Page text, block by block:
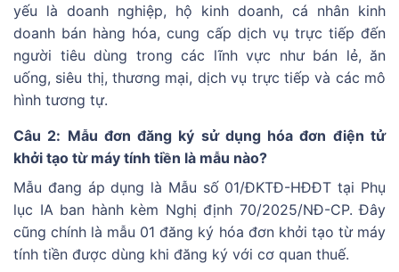
yếu là doanh nghiệp, hộ kinh doanh, cá nhân kinh
doanh bán hàng hóa, cung cấp dịch vụ trực tiếp đến
người tiêu dùng trong các lĩnh vực như bán lẻ, ăn
uống, siêu thị, thương mại, dịch vụ trực tiếp và các mô
hình tương tự.
Câu 2: Mẫu đơn đăng ký sử dụng hóa đơn điện tử
khởi tạo từ máy tính tiền là mẫu nào?
Mẫu đang áp dụng là Mẫu số 01/ĐKTĐ-HĐĐT tại Phụ
lục IA ban hành kèm Nghị định 70/2025/NĐ-CP. Đây
cũng chính là mẫu 01 đăng ký hóa đơn khởi tạo từ máy
tính tiền được dùng khi đăng ký với cơ quan thuế.